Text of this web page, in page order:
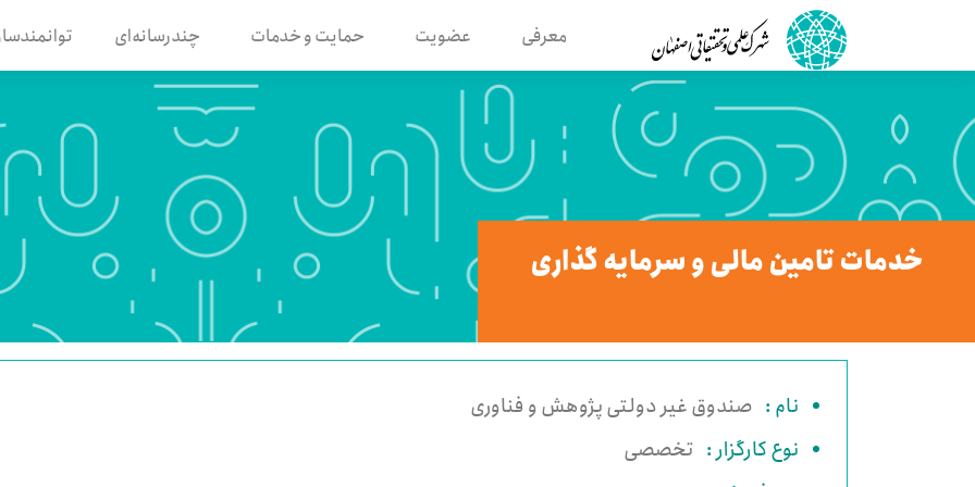
معرفی عضویت حمایت و خدمات چندرسانه‌ای
خدمات تامین مالی و سرمایه گذاری
نام : صندوق غیر دولتی پژوهش و فناوری
نوع کارگزار : تخصصی